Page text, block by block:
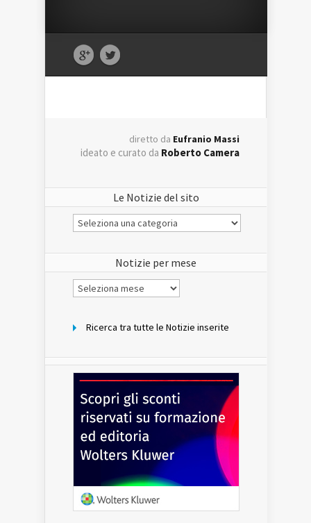
diretto da Eufranio Massi
ideato e curato da Roberto Camera
Le Notizie del sito
Le
Notizie
Notizie per mese
Notizie
per
Ricerca tra tutte le Notizie inserite